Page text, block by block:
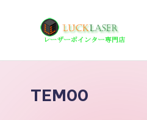
レ
ザ
ザ
TEM00